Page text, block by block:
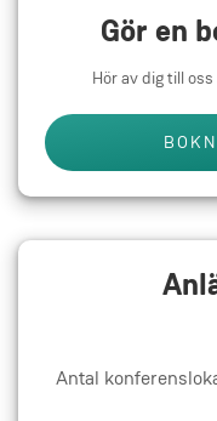
Gör en
Hör av dig till
Antal